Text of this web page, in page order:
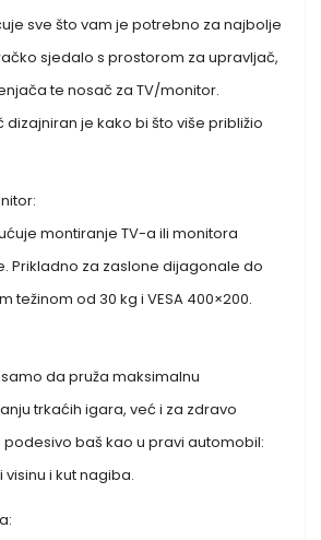
sve što vam je potrebno za najbolje
sjedalo s prostorom za upravljač,
te nosač za TV/monitor.
dizajniran je kako bi što više približio
montiranje TV-a ili monitora
Prikladno za zaslone dijagonale do
težinom od 30 kg i VESA 400×200.
da pruža maksimalnu
trkaćih igara, već i za zdravo
podesivo baš kao u pravi automobil:
i kut nagiba.